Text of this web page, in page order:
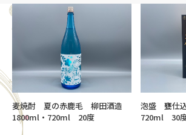
麦焼酎 夏の赤鹿毛 柳田酒造
1800ml・720ml 20度
泡盛 甕仕
720ml 30